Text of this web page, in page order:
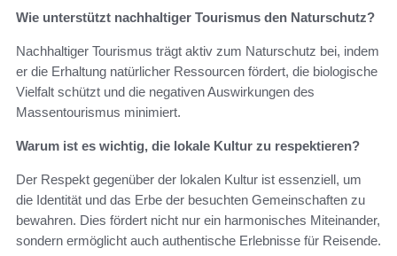
Wie unterstützt nachhaltiger Tourismus den Naturschutz?
Nachhaltiger Tourismus trägt aktiv zum Naturschutz bei, indem
er die Erhaltung natürlicher Ressourcen fördert, die biologische
Vielfalt schützt und die negativen Auswirkungen des
Massentourismus minimiert.
Warum ist es wichtig, die lokale Kultur zu respektieren?
Der Respekt gegenüber der lokalen Kultur ist essenziell, um
die Identität und das Erbe der besuchten Gemeinschaften zu
bewahren. Dies fördert nicht nur ein harmonisches Miteinander,
sondern ermöglicht auch authentische Erlebnisse für Reisende.